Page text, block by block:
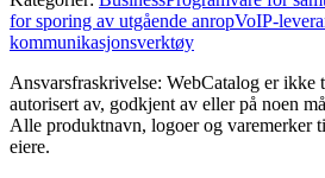
for sporing av utgående anropVoIP-
kommunikasjonsverktøy
Ansvarsfraskrivelse: WebCatalog er ikke
autorisert av, godkjent av eller på noen
Alle produktnavn, logoer og varemerker
eiere.